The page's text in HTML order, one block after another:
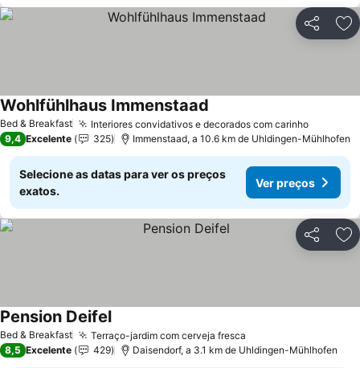
Partilhar
Bed & Breakfast Interiores convidativos e decorados com carinhoVer
Wohlfühlhaus Immenstaad
9,4 Excelente 325 Immenstaad, a 10.6 km de Uhldingen-Mühlhofen
Selecione as datas para ver os preços
exatos.
Ver preços
Partilhar
Bed & Breakfast Terraço-jardim com cerveja fresca
Pension DeifelVer preços
8,5 Excelente 429 Daisendorf, a 3.1 km de Uhldingen-Mühlhofen